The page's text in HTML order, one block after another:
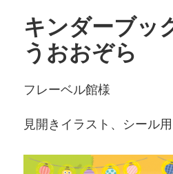
キンダーブッ
うおおぞら
フレーベル館様
見開きイラスト、シール